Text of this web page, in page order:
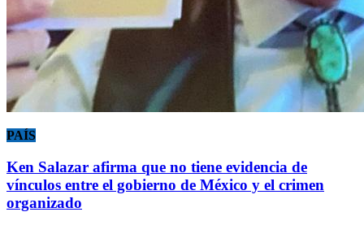
PAÍS
Ken Salazar afirma que no tiene evidencia de
vínculos entre el gobierno de México y el crimen
organizado